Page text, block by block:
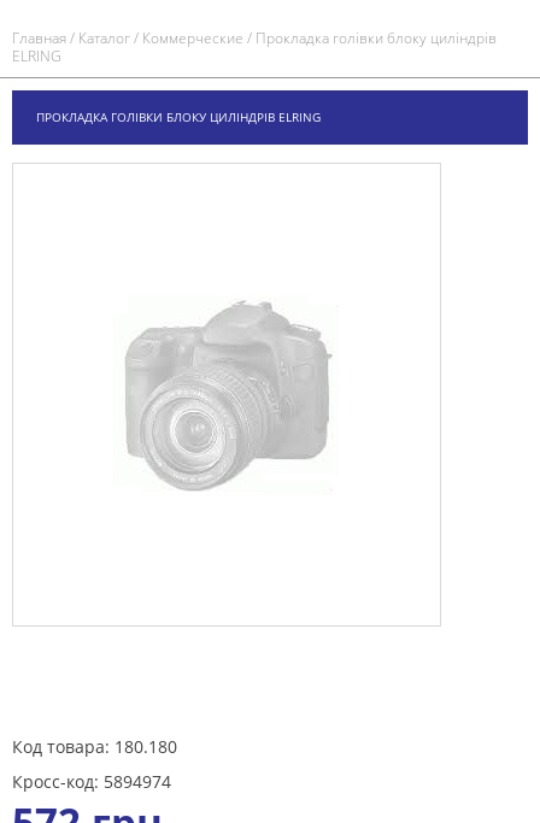
Главная/ Каталог/ Коммерческие / Прокладка голівки блоку циліндрів
ELRING
ПРОКЛАДКА ГОЛІВКИ БЛОКУ ЦИЛІНДРІВ ELRING
Код товара: 180.180
Кросс-код: 5894974